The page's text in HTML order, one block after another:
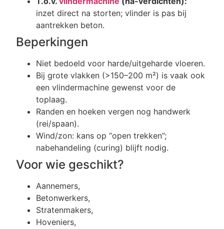
inzet direct na storten; vlinder is pas bij
aantrekken beton.
Beperkingen
Niet bedoeld voor harde/uitgeharde vloeren.
Bij grote vlakken (>150–200 m²) is vaak ook
een vlindermachine gewenst voor de
toplaag.
Randen en hoeken vergen nog handwerk
(rei/spaan).
Wind/zon: kans op “open trekken”;
nabehandeling (curing) blijft nodig.
Voor wie geschikt?
Aannemers,
Betonwerkers,
Stratenmakers,
Hoveniers,